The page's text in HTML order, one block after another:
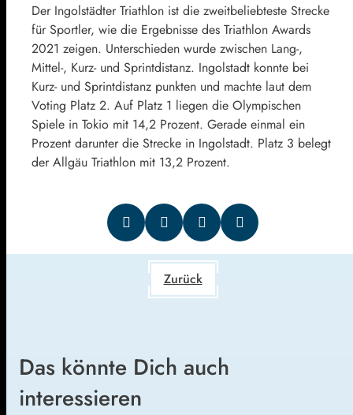
Der Ingolstädter Triathlon ist die zweitbeliebteste Strecke
für Sportler, wie die Ergebnisse des Triathlon Awards
2021 zeigen. Unterschieden wurde zwischen Lang-,
Mittel-, Kurz- und Sprintdistanz. Ingolstadt konnte bei
Kurz- und Sprintdistanz punkten und machte laut dem
Voting Platz 2. Auf Platz 1 liegen die Olympischen
Spiele in Tokio mit 14,2 Prozent. Gerade einmal ein
Prozent darunter die Strecke in Ingolstadt. Platz 3 belegt
der Allgäu Triathlon mit 13,2 Prozent.
Zurück
Das könnte Dich auch
interessieren